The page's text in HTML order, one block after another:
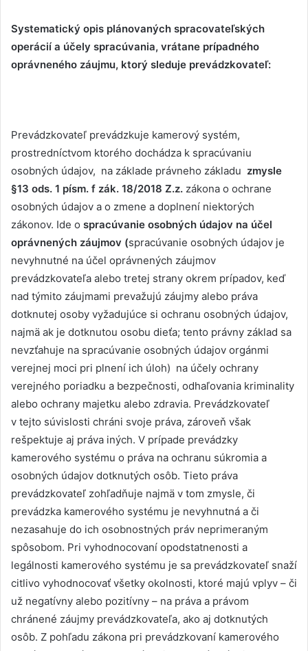
Systematický opis plánovaných spracovateľských
operácií a účely spracúvania, vrátane prípadného
oprávneného záujmu, ktorý sleduje prevádzkovateľ:
Prevádzkovateľ prevádzkuje kamerový systém,
prostredníctvom ktorého dochádza k spracúvaniu
osobných údajov, na základe právneho základu zmysle
§13 ods. 1 písm. f zák. 18/2018 Z.z. zákona o ochrane
osobných údajov a o zmene a doplnení niektorých
zákonov. Ide o spracúvanie osobných údajov na účel
oprávnených záujmov (spracúvanie osobných údajov je
nevyhnutné na účel oprávnených záujmov
prevádzkovateľa alebo tretej strany okrem prípadov, keď
nad týmito záujmami prevažujú záujmy alebo práva
dotknutej osoby vyžadujúce si ochranu osobných údajov,
najmä ak je dotknutou osobu dieťa; tento právny základ sa
nevzťahuje na spracúvanie osobných údajov orgánmi
verejnej moci pri plnení ich úloh) na účely ochrany
verejného poriadku a bezpečnosti, odhaľovania kriminality
alebo ochrany majetku alebo zdravia. Prevádzkovateľ
v tejto súvislosti chráni svoje práva, zároveň však
rešpektuje aj práva iných. V prípade prevádzky
kamerového systému o práva na ochranu súkromia a
osobných údajov dotknutých osôb. Tieto práva
prevádzkovateľ zohľadňuje najmä v tom zmysle, či
prevádzka kamerového systému je nevyhnutná a či
nezasahuje do ich osobnostných práv neprimeraným
spôsobom. Pri vyhodnocovaní opodstatnenosti a
legálnosti kamerového systému je sa prevádzkovateľ snaží
citlivo vyhodnocovať všetky okolnosti, ktoré majú vplyv – či
už negatívny alebo pozitívny – na práva a právom
chránené záujmy prevádzkovateľa, ako aj dotknutých
osôb. Z pohľadu zákona pri prevádzkovaní kamerového